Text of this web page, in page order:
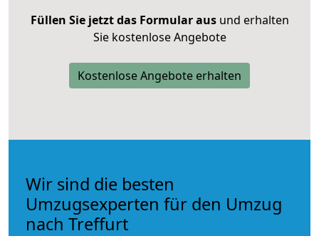
Füllen Sie jetzt das Formular ausund erhalten
Sie kostenlose Angebote
Kostenlose Angebote erhalten
Wir sind die besten
Umzugsexperten für den Umzug
nach Treffurt